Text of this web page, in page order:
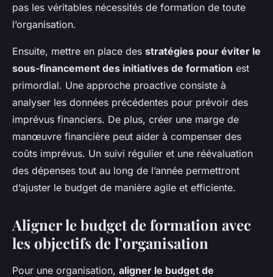
pas les véritables nécessités de formation de toute
l’organisation.
Ensuite, mettre en place des stratégies pour éviter le
sous-financement des initiatives de formation est
primordial. Une approche proactive consiste à
analyser les données précédentes pour prévoir des
imprévus financiers. De plus, créer une marge de
manœuvre financière peut aider à compenser des
coûts imprévus. Un suivi régulier et une réévaluation
des dépenses tout au long de l’année permettront
d’ajuster le budget de manière agile et efficiente.
Aligner le budget de formation avec
les objectifs de l’organisation
Pour une organisation, aligner le budget de